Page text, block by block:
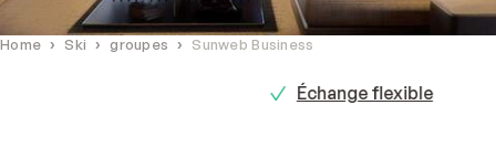
Home Ski groupes Sunweb Business
Échange flexible